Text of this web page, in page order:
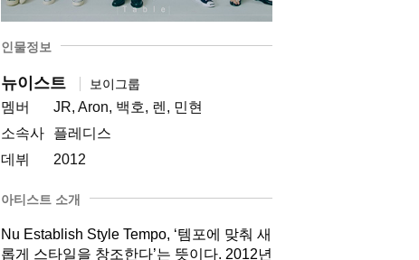
인물정보
뉴이스트 보이그룹
멤버
JR, Aron, 백호, 렌, 민현
소속사
플레디스
데뷔
2012
아티스트 소개
Nu Establish Style Tempo, ‘템포에 맞춰 새
롭게 스타일을 창조한다’는 뜻이다. 2012년